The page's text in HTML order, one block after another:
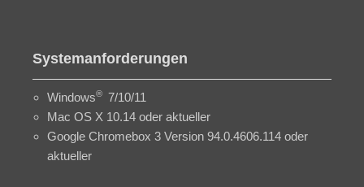
Systemanforderungen
Windows® 7/10/11
Mac OS X 10.14 oder aktueller
Google Chromebox 3 Version 94.0.4606.114 oder
aktueller